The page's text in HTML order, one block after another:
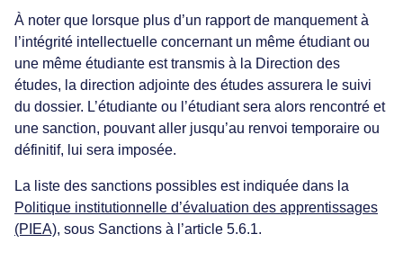
À noter que lorsque plus d’un rapport de manquement à
l’intégrité intellectuelle concernant un même étudiant ou
une même étudiante est transmis à la Direction des
études, la direction adjointe des études assurera le suivi
du dossier. L’étudiante ou l’étudiant sera alors rencontré et
une sanction, pouvant aller jusqu’au renvoi temporaire ou
définitif, lui sera imposée.
La liste des sanctions possibles est indiquée dans la
Politique institutionnelle d’évaluation des apprentissages
(PIEA), sous Sanctions à l’article 5.6.1.